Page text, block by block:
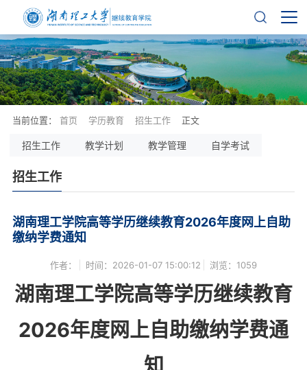
招生工作 教学计划 教学管理 自学考试
当前位置： 首页 学历教育 招生工作 正文
招生工作
湖南理工学院高等学历继续教育2026年度网上自助
缴纳学费通知
作者： 时间：2026-01-07 15:00:12 浏览： 1059
湖南理工学院高等学历继续教育
2026年度网上自助缴纳学费通